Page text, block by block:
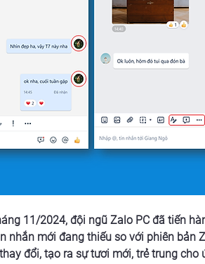
11/2024, đội ngũ Zalo PC đã tiến
nhắn mới đang thiếu so với phiên bản
đổi, tạo ra sự tươi mới, trẻ trung cho